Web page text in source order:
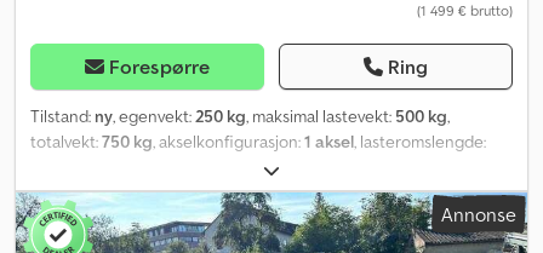
(1 499 € brutto)
Forespørre Ring
Tilstand: ny, egenvekt:250 kg, maksimal lastevekt: 500 kg,
totalvekt:750 kg, akselkonfigurasjon:1 aksel, lasteromslengde:
1 280 mm
mm,
Annonse